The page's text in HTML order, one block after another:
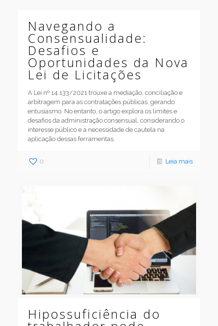
Navegando a
Consensualidade:
Desafios e
Oportunidades da Nova
Lei de Licitações
A Lei nº 14.133/2021 trouxe a mediação, conciliação e
arbitragem para as contratações públicas, gerando
entusiasmo. No entanto, o artigo explora os limites e
desafios da administração consensual, considerando o
interesse público e a necessidade de cautela na
aplicação dessas ferramentas.
0 Leia mais
Hipossuficiência do